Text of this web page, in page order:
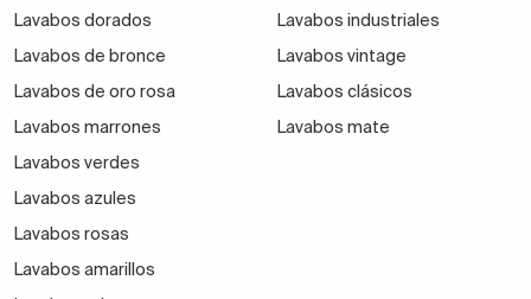
Lasencimeras para muebles de bañose fabrican
en distintos acabados y colores, listas para
adaptarse al mueble de baño que se haya escogido.
Desde el clásico blanco brillo o mate, al color madera
Lavabos dorados
Lavabos de bronce
Lavabos de oro rosa
Lavabos marrones
Lavabos verdes
Lavabos azules
Lavabos rosas
Lavabos amarillos
Lavabos industriales
Lavabos vintage
Lavabos clásicos
Lavabos mate